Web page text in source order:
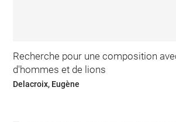
Recherche pour une composition
d'hommes et de lions
Delacroix, Eugène